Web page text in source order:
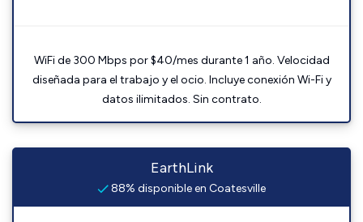
WiFi de 300 Mbps por $40/mes durante 1 año. Velocidad
diseñada para el trabajo y el ocio. Incluye conexión Wi-Fi y
datos ilimitados. Sin contrato.
EarthLink
88% disponible en Coatesville